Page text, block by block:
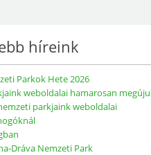
híreink
Parkok Hete 2026
weboldalai hamarosan
parkjaink weboldalai
Dráva Nemzeti Park